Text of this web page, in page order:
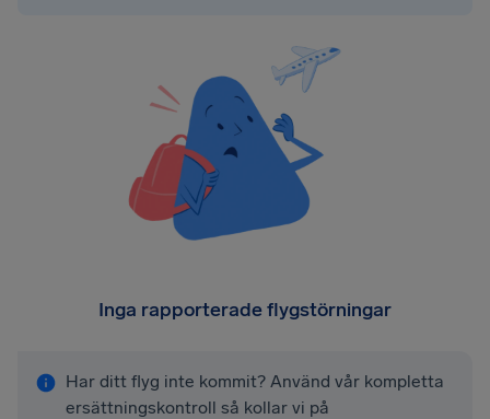
Inga rapporterade flygstörningar
Har ditt flyg inte kommit? Använd vår kompletta
ersättningskontroll så kollar vi på